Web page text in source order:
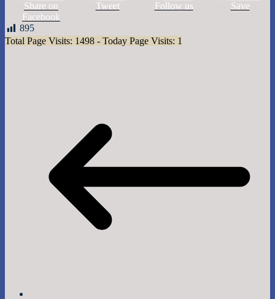
Share on
Facebook
Tweet Follow us Save
895
Total Page Visits: 1498 - Today Page Visits: 1